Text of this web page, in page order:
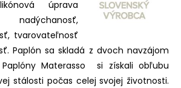
úprava
tvarovateľnosť
Paplón sa skladá z dvoch navzájom
Materasso si získali obľubu
stálosti počas celej svojej životnosti.